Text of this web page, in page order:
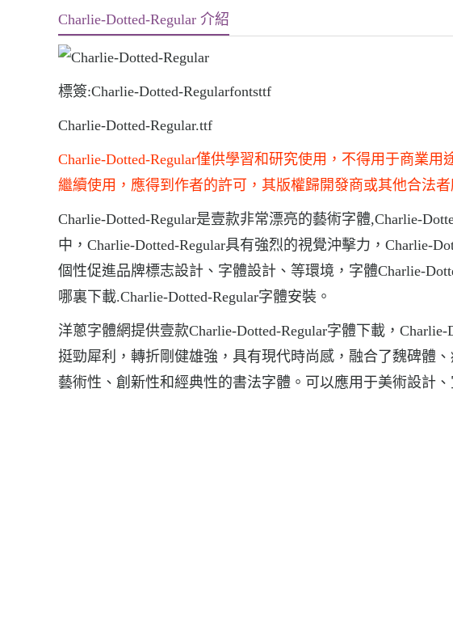
Charlie-Dotted-Regular 介紹
標簽:Charlie-Dotted-Regularfontsttf
Charlie-Dotted-Regular.ttf
Charlie-Dotted-Regular僅供學習和研究使用，不得用于商業
繼續使用，應得到作者的許可，其版權歸開發商或其他合法者
Charlie-Dotted-Regular是壹款非常漂亮的藝術字體,Charlie-
中，Charlie-Dotted-Regular具有強烈的視覺沖擊力，Charlie-
個性促進品牌標志設計、字體設計、等環境，字體Charlie-
哪裏下載.Charlie-Dotted-Regular字體安裝。
洋蔥字體網提供壹款Charlie-Dotted-Regular字體下載，
挺勁犀利，轉折剛健雄強，具有現代時尚感，融合了魏碑體
藝術性、創新性和經典性的書法字體。可以應用于美術設計